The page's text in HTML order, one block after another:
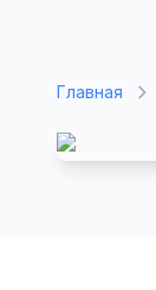
Главная